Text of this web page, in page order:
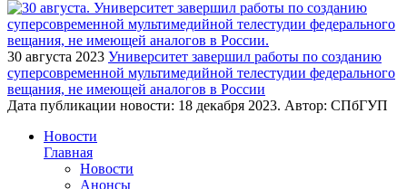
30 августа 2023 Университет завершил работы по созданию
суперсовременной мультимедийной телестудии федерального
вещания, не имеющей аналогов в России
Дата публикации новости: 18 декабря 2023. Автор: СПбГУП
Новости
Главная
Новости
Анонсы